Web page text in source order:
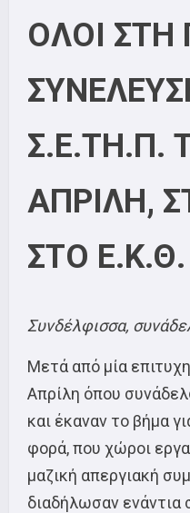
ΟΛΟΙ ΣΤΗ
Σ.Ε.ΤΗ.Π.
ΑΠΡΙΛΗ,
ΣΤΟ Ε.Κ.Θ.
Συνδέλφισσα,
Μετά από μία
Απρίλη όπου
και έκαναν το βήμα
φορά, που χώροι
μαζική απεργιακή
διαδήλωσαν ενάντια